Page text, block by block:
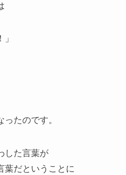
たのです。
した言葉が
葉だということに